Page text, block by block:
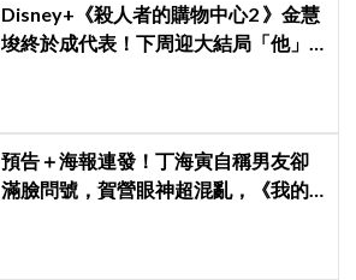
Disney+《殺人者的購物中心2 》金慧
埈終於成代表！下周迎大結局「他」
預告＋海報連發！丁海寅自稱男友卻
滿臉問號，賀營眼神超混亂，《我的